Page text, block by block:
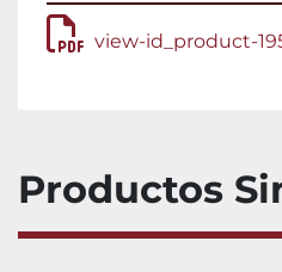
view-id_product-
Productos